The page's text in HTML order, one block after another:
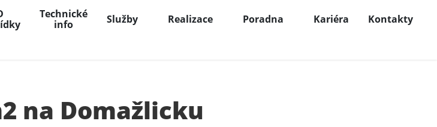
Technické
info
Služby Realizace Poradna Kariéra Kontakty
na Domažlicku